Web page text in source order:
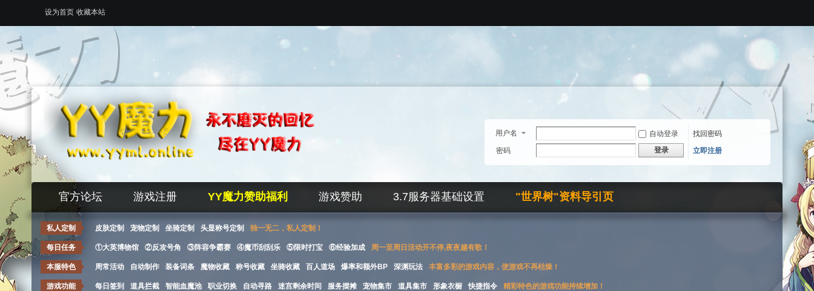
设为首页 收藏本站
用户名 自动登录
找回密码
密码
登录 立即注册
官方论坛 游戏注册 YY魔力赞助福利 游戏赞助 3.7服务器基础设置 "世界树"资料导引页
私人定制 皮肤定制 宠物定制 坐骑定制 头显称号定制 独一无二，私人定制！
每日任务 ①大英博物馆 ②反攻号角 ③阵容争霸赛 ④魔币刮刮乐 ⑤限时打宝 ⑥经验加成 周一至周日活动开不停,夜夜越有歌！
本服特色 周常活动 自动制作 装备词条 魔物收藏 称号收藏 坐骑收藏 百人道场 爆率和额外BP 深渊玩法 丰富多彩的游戏内容，使游戏不再枯燥！
游戏功能 每日签到 道具拦截 智能血魔池 职业切换 自动寻路 迷宫剩余时间 服务摆摊 宠物集市 道具集市 形象衣橱 快捷指令 精彩特色的游戏功能持续增加！